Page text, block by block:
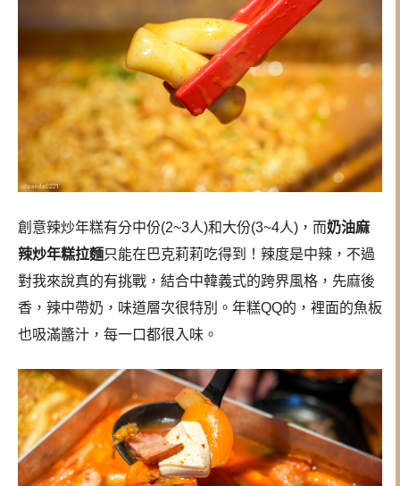
創意辣炒年糕有分中份(2~3人)和大份(3~4人)，而奶油麻
辣炒年糕拉麵只能在巴克莉莉吃得到！辣度是中辣，不過
對我來說真的有挑戰，結合中韓義式的跨界風格，先麻後
香，辣中帶奶，味道層次很特別。年糕QQ的，裡面的魚板
也吸滿醬汁，每一口都很入味。